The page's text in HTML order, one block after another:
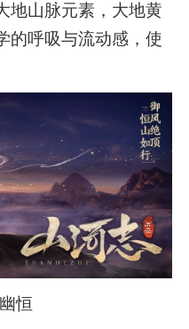
地山脉元素，大地黄
的呼吸与流动感，使
恒